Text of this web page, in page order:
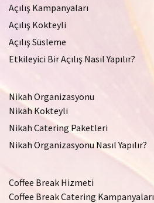
Açılış Kampanyaları
Açılış Kokteyli
Açılış Süsleme
Etkileyici Bir Açılış Nasıl Yapılır?
Nikah Organizasyonu
Nikah Kokteyli
Nikah Catering Paketleri
Nikah Organizasyonu Nasıl Yapılır?
Coffee Break Hizmeti
Coffee Break Catering Kampanyaları